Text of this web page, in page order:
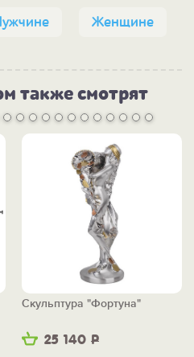
Женщине
также смотрят
25 140 Р
Скульптура "Фортуна"